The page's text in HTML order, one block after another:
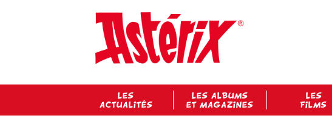
LES
ACTUALITÉS
LES ALBUMS
ET MAGAZINES
LES
FILMS